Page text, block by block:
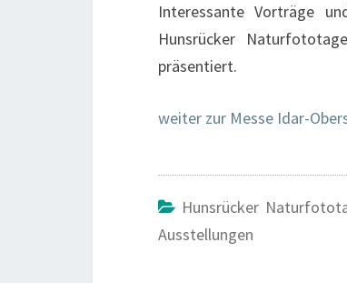
Interessante Vorträge
Hunsrücker
präsentiert.
weiter zur Messe Idar-
Hunsrücker
Ausstellungen